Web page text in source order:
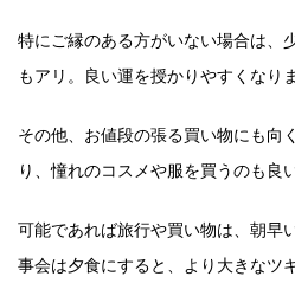
特にご縁のある方がいない場合は、
もアリ。良い運を授かりやすくなりま
その他、お値段の張る買い物にも向
り、憧れのコスメや服を買うのも良
可能であれば旅行や買い物は、朝早
事会は夕食にすると、より大きなツ